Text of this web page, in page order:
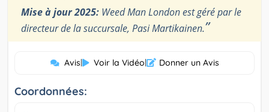
Mise à jour 2025: Weed Man London est géré par le
directeur de la succursale, Pasi Martikainen.”
Avis| Voir la Vidéo| Donner un Avis
Coordonnées: